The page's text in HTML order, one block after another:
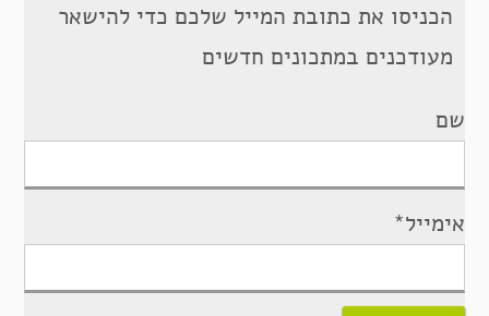
הכניסו את כתובת המייל שלכם כדי להישאר
מעודכנים במתכונים חדשים
שם
אימייל*